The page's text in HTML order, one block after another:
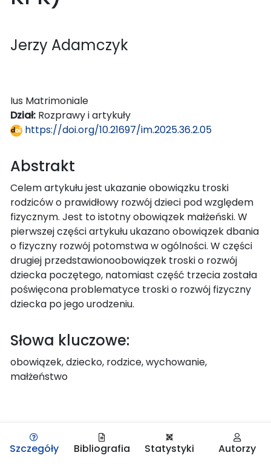
Jerzy Adamczyk
Ius Matrimoniale
Dział: Rozprawy i artykuły
https://doi.org/10.21697/im.2025.36.2.05
Abstrakt
Celem artykułu jest ukazanie obowiązku troski
rodziców o prawidłowy rozwój dzieci pod względem
fizycznym. Jest to istotny obowiązek małżeński. W
pierwszej części artykułu ukazano obowiązek dbania
o fizyczny rozwój potomstwa w ogólności. W części
drugiej przedstawionoobowiązek troski o rozwój
dziecka poczętego, natomiast część trzecia została
poświęcona problematyce troski o rozwój fizyczny
dziecka po jego urodzeniu.
Słowa kluczowe:
obowiązek, dziecko, rodzice, wychowanie,
małżeństwo
Szczegóły Bibliografia Statystyki Autorzy